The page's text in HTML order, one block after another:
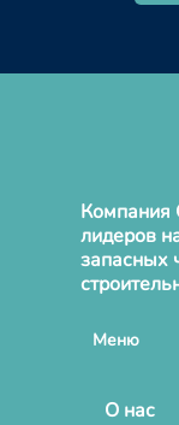
Компания
лидеров
запасных
Меню
О нас